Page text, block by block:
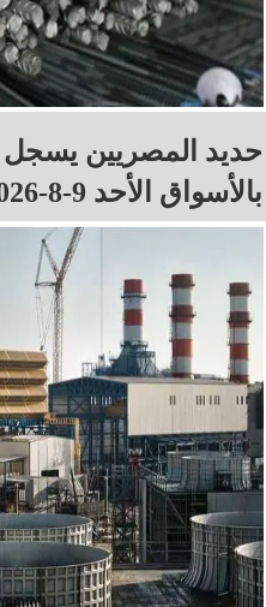
بالأسواق الأحد 9-8-2026